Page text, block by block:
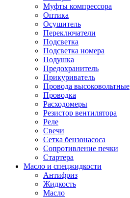
Муфты компрессора
Оптика
Осушитель
Переключатели
Подсветка
Подсветка номера
Подушка
Предохранитель
Прикуриватель
Провода высоковольтные
Проводка
Расходомеры
Резистор вентилятора
Реле
Свечи
Сетка бензонасоса
Сопротивление печки
Стартера
Масло и спецжидкости
Антифриз
Жидкость
Масло